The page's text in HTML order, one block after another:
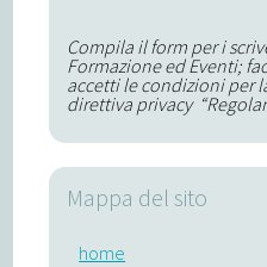
Compila il form per i
Formazione ed Eventi;
accetti le condizioni per
direttiva privacy
Mappa del sito
home